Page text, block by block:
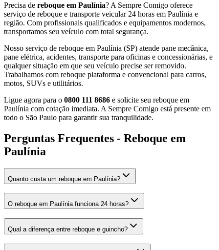
Precisa de reboque em Paulínia? A Sempre Comigo oferece
serviço de reboque e transporte veicular 24 horas em Paulínia e
região. Com profissionais qualificados e equipamentos modernos,
transportamos seu veículo com total segurança.
Nosso serviço de reboque em Paulínia (SP) atende pane mecânica,
pane elétrica, acidentes, transporte para oficinas e concessionárias, e
qualquer situação em que seu veículo precise ser removido.
Trabalhamos com reboque plataforma e convencional para carros,
motos, SUVs e utilitários.
Ligue agora para o 0800 111 8686 e solicite seu reboque em
Paulínia com cotação imediata. A Sempre Comigo está presente em
todo o São Paulo para garantir sua tranquilidade.
Perguntas Frequentes - Reboque em
Paulínia
Quanto custa um reboque em Paulínia?
O reboque em Paulínia funciona 24 horas?
Qual a diferença entre reboque e guincho?